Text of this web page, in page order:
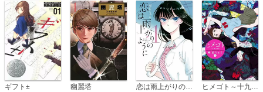
ギフト± 幽麗塔 恋は雨上がりのように ヒメゴト～十九歳の制服～